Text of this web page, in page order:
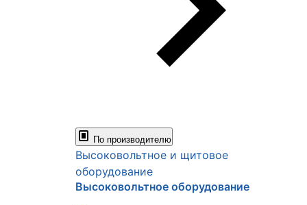
По производителю
Высоковольтное и щитовое
оборудование
Высоковольтное оборудование